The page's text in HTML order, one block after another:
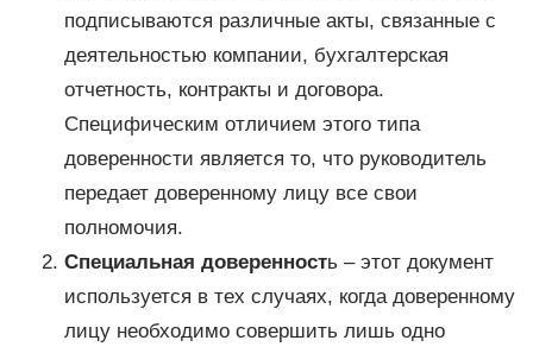
подписываются различные акты, связанные с
деятельностью компании, бухгалтерская
отчетность, контракты и договора.
Специфическим отличием этого типа
доверенности является то, что руководитель
передает доверенному лицу все свои
полномочия.
Специальная доверенность – этот документ
используется в тех случаях, когда доверенному
лицу необходимо совершить лишь одно